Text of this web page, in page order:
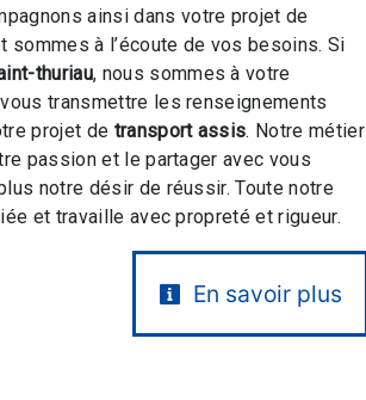
ainsi dans votre projet de
sommes à l’écoute de vos besoins. Si
thuriau, nous sommes à votre
transmettre les renseignements
projet de transport assis. Notre métier
passion et le partager avec vous
notre désir de réussir. Toute notre
et travaille avec propreté et rigueur.
En savoir plus